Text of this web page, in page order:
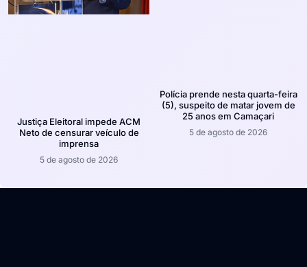
Justiça Eleitoral impede ACM
Neto de censurar veículo de
imprensa
5 de agosto de 2026
Polícia prende nesta quarta-feira
(5), suspeito de matar jovem de
25 anos em Camaçari
5 de agosto de 2026